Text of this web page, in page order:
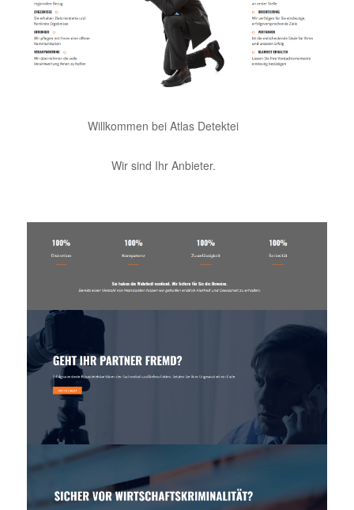
Willkommen bei Atlas Detektei
Wir sind Ihr Anbieter.